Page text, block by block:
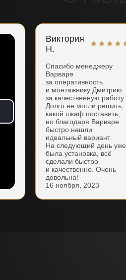
Виктория
Н.
Спасибо менеджеру
Варваре
за оперативность
и монтажнику Дмитрию
за качественную работу.
Долго не могли решить,
какой шкаф поставить,
но благодаря Варваре
быстро нашли
идеальный вариант.
На следующий день уже
была установка, всё
сделали быстро
и качественно. Очень
довольна!
16 ноября, 2023